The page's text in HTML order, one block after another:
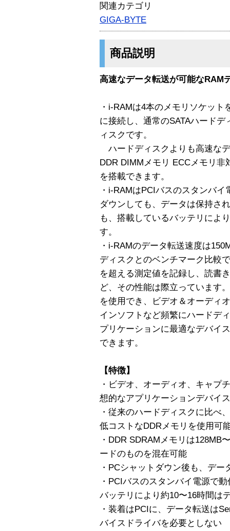
関連カテゴリ
GIGA-BYTE
商品説明
高速なデータ転送が可能なRAM
・i-RAMは4本のメモリソケッ
に接続し、通常のSATAハード
ィスクです。
ハードディスクよりも高速な
DDR DIMMメモリ ECCメモリ
を搭載できます。
・i-RAMはPCIバスのスタンバ
ダウンしても、データは保持さ
も、搭載しているバッテリによ
す。
・i-RAMのデータ転送速度は
ディスクとのベンチマーク比較
を超える測定値を記録し、読書
ど、その性能は際立っています
を使用でき、ビデオ＆オーディ
インソフトなど頻繁にハードデ
プリケーションに最適なデバイ
できます。
【特徴】
・ビデオ、オーディオ、キャプ
想的なアプリケーションデバイス
・従来のハードディスクに比べ
低コストなDDRメモリを使用可
・DDR SDRAMメモリは128MB
ードのものを混在可能
・PCシャットダウン後も、デー
・PCIバスのスタンバイ電源で
バッテリにより約10〜16時間は
・装着はPCIに、データ転送は
バイスドライバを必要としない